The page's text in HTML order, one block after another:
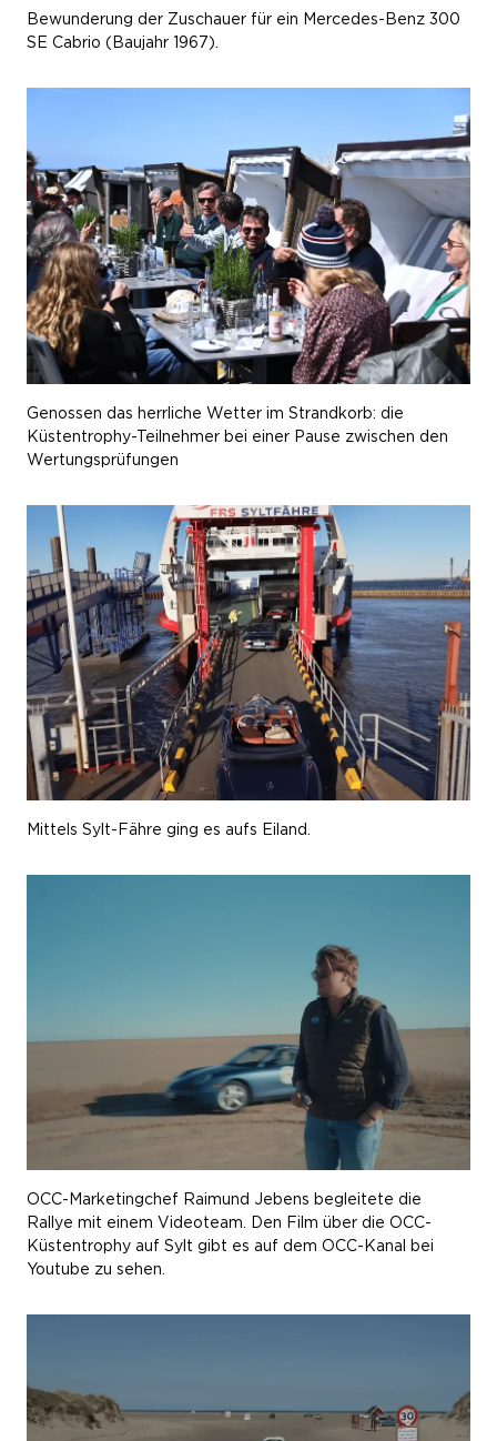
Bewunderung der Zuschauer für ein Mercedes-Benz 300
SE Cabrio (Baujahr 1967).
Genossen das herrliche Wetter im Strandkorb: die
Küstentrophy-Teilnehmer bei einer Pause zwischen den
Wertungsprüfungen
Mittels Sylt-Fähre ging es aufs Eiland.
OCC-Marketingchef Raimund Jebens begleitete die
Rallye mit einem Videoteam. Den Film über die OCC-
Küstentrophy auf Sylt gibt es auf dem OCC-Kanal bei
Youtube zu sehen.